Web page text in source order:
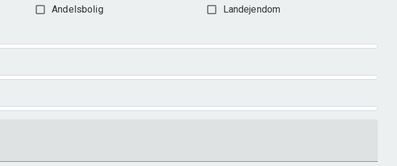
Andelsbolig Landejendom